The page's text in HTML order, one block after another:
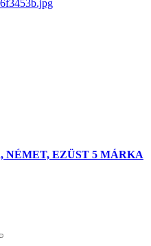
NÉMET, EZÜST 5 MÁRKA